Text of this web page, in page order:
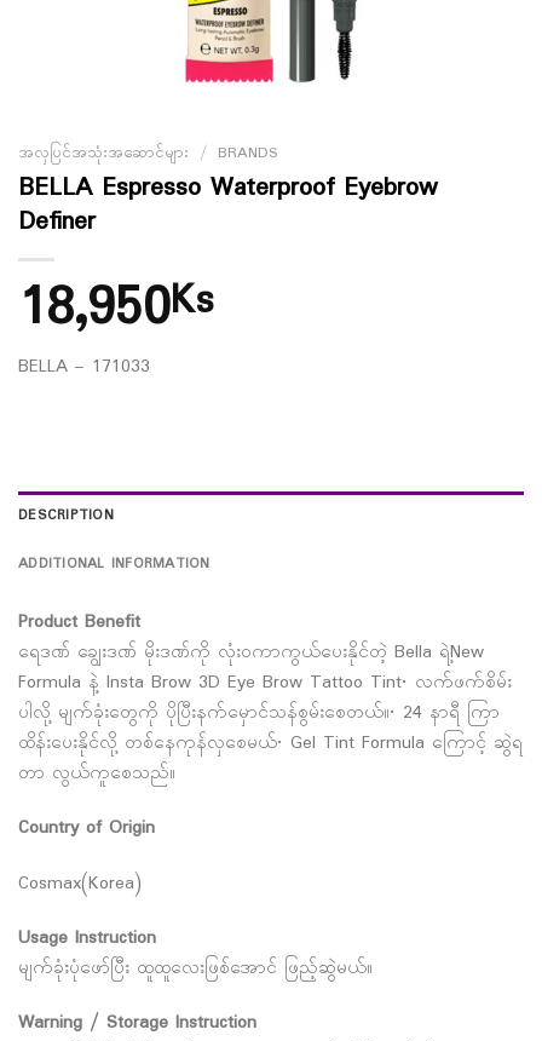
အလှပြင်အသုံးအဆောင်များ / BRANDS
BELLA Espresso Waterproof Eyebrow
Definer
18,950Ks
BELLA – 171033
DESCRIPTION
ADDITIONAL INFORMATION
Product Benefit
ရေဒဏ် ချွေးဒဏ် မိုးဒဏ်ကို လုံးဝကာကွယ်ပေးနိုင်တဲ့ Bella ရဲ့New
Formula နဲ့ Insta Brow 3D Eye Brow Tattoo Tint• လက်ဖက်စိမ်း
ပါလို့ မျက်ခုံးတွေကို ပိုပြီးနက်မှောင်သန်စွမ်းစေတယ်။• 24 နာရီ ကြာ
ထိန်းပေးနိုင်လို့ တစ်နေကုန်လှစေမယ်• Gel Tint Formula ကြောင့် ဆွဲရ
တာ လွယ်ကူစေသည်။
Country of Origin
Cosmax(Korea)
Usage Instruction
မျက်ခုံးပုံဖော်ပြီး ထူထူလေးဖြစ်အောင် ဖြည့်ဆွဲမယ်။
Warning / Storage Instruction